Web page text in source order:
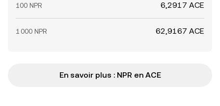
100 NPR 6,2917 ACE
1 000 NPR 62,9167 ACE
En savoir plus : NPR en ACE